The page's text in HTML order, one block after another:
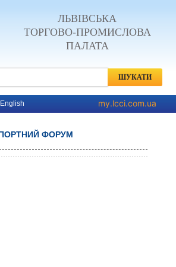
ЛЬВІВСЬКА
ТОРГОВО-ПРОМИСЛОВА
ПАЛАТА
Пошук:
English my.lcci.com.ua
ФОРУМ